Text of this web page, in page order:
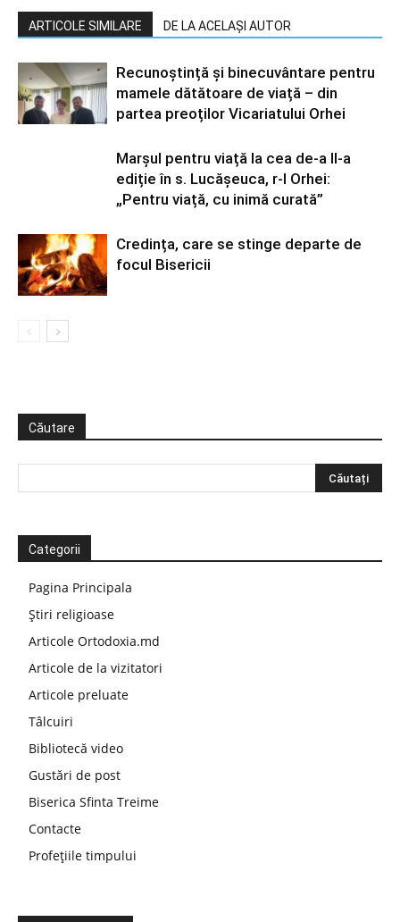
ARTICOLE SIMILARE DE LA ACELAȘI AUTOR
Recunoștință și binecuvântare pentru
mamele dătătoare de viață – din
partea preoților Vicariatului Orhei
Marșul pentru viață la cea de-a II-a
ediție în s. Lucășeuca, r-l Orhei:
„Pentru viață, cu inimă curată”
Credința, care se stinge departe de
focul Bisericii
Căutare
Categorii
Pagina Principala
Știri religioase
Articole Ortodoxia.md
Articole de la vizitatori
Articole preluate
Tâlcuiri
Bibliotecă video
Gustări de post
Biserica Sfinta Treime
Contacte
Profețiile timpului